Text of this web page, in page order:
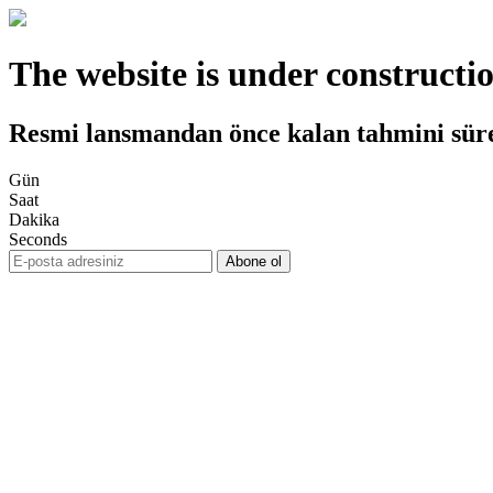
The website is under
Resmi lansmandan önce kalan tahmini
Gün
Saat
Dakika
Seconds